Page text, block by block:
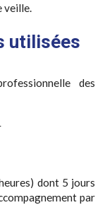
veille.
utilisées
des
dont 5 jours
par